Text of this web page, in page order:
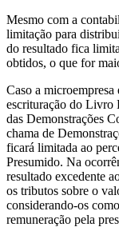
Mesmo com a
limitação para
do resultado fica
obtidos, o que for
Caso a microempresa
escrituração do Livro
das Demonstrações
chama de
ficará limitada ao
Presumido. Na
resultado excedente
os tributos sobre o
considerando-os
remuneração pela